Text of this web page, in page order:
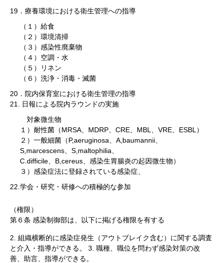
19．療養環境における衛生管理への指導
（１）給食
（２）環境清掃
（３）感染性廃棄物
（４）空調・水
（５）リネン
（６）洗浄・消毒・滅菌
20．院内保育室における衛生管理の指導
21. 日報による院内ラウンドの実施
対象微生物
１）耐性菌（MRSA、MDRP、CRE、MBL、VRE、ESBL）
２）一般細菌（P,aeruginosa、A,baumannii、
S,marcescens、S,maltophilia、
C.difficile、B,cereus、感染生胃腸炎の起因微生物）
３）感染症法に登録されている感染症、
22.学会・研究・研修への積極的な参加
（権限）
第６条 感染制御部は、以下に掲げる権限を有する
2. 組織横断的に感染症発生（アウトブレイク含む）に関する調査
と介入・指導ができる。 3. 職種、職位を問わず感染対策の改
善、助言、指導ができる。